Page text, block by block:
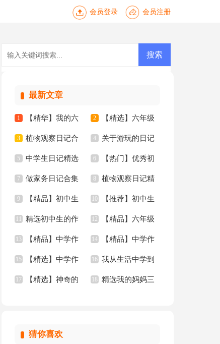
会员登录 会员注册
最新文章
1 【精华】我的六
年级小学作文锦集6
篇
2 【精选】六年级
年的作文300字8篇
3 植物观察日记合
集15篇
4 关于游玩的日记
15篇
5 中学生日记精选
15篇
6 【热门】优秀初
中作文集锦七篇
7 做家务日记合集
15篇
8 植物观察日记精
选15篇
9 【精品】初中生
作文合集十篇
10 【推荐】初中生
的作文三篇
11 精选初中生的作
文四篇
12 【精品】六年级
年的作文3篇
13 【精品】中学作
文400字九篇
14 【精品】中学作
文汇总九篇
15 【精选】中学作
文600字合集8篇
16 我从生活中学到
了语文作文(15篇)
17 【精选】神奇的 18 精选我的妈妈三
猜你喜欢